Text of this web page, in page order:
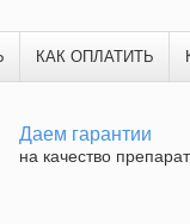
КАК ОПЛАТИТЬ
Даем гарантии
на качество